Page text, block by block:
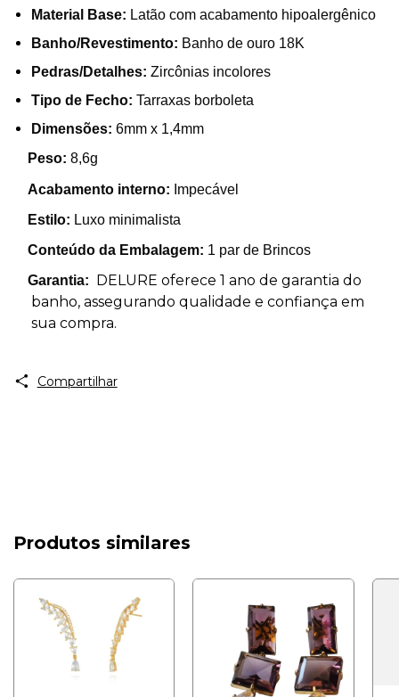
Material Base: Latão com acabamento hipoalergênico
Banho/Revestimento: Banho de ouro 18K
Pedras/Detalhes: Zircônias incolores
Tipo de Fecho: Tarraxas borboleta
Dimensões: 6mm x 1,4mm
Peso: 8,6g
Acabamento interno: Impecável
Estilo: Luxo minimalista
Conteúdo da Embalagem: 1 par de Brincos
Garantia: DELURE oferece 1 ano de garantia do
banho, assegurando qualidade e confiança em
sua compra.
Compartilhar
Produtos similares